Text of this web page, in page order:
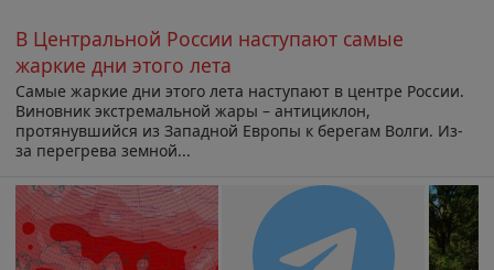
В Центральной России наступают самые
жаркие дни этого лета
Самые жаркие дни этого лета наступают в центре России.
Виновник экстремальной жары – антициклон,
протянувшийся из Западной Европы к берегам Волги. Из-
за перегрева земной...